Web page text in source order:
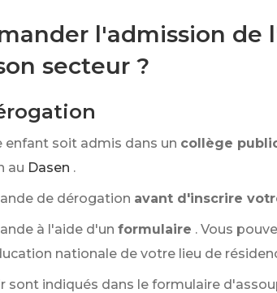
l'admission
secteur ?
enfant soit admis dans un collège
au Dasen .
de dérogation avant d'inscrire
à l'aide d'un formulaire . Vous
nationale de votre lieu de
sont indiqués dans le formulaire